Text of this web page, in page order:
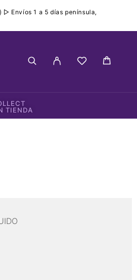
▷ Envíos 1 a 5 días península,
TIENDA